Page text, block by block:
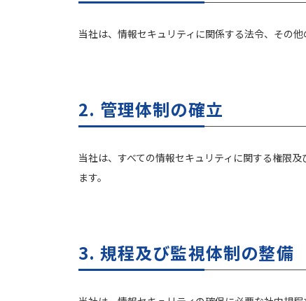
当社は、情報セキュリティに関係する法令、その
2. 管理体制の確立
当社は、すべての情報セキュリティに関する権限
ます。
3. 規程及び監視体制の整備